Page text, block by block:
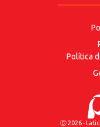
Política
Ⓒ 2026 -